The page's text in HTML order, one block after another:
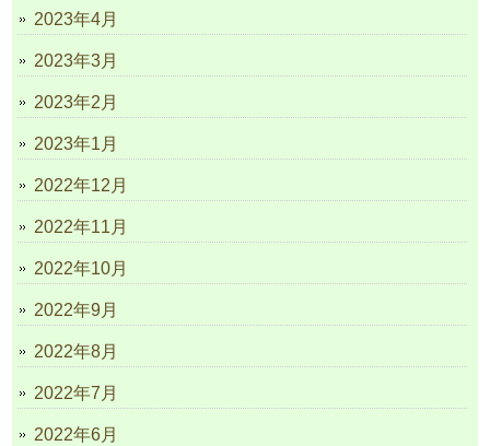
2023年4月
2023年3月
2023年2月
2023年1月
2022年12月
2022年11月
2022年10月
2022年9月
2022年8月
2022年7月
2022年6月